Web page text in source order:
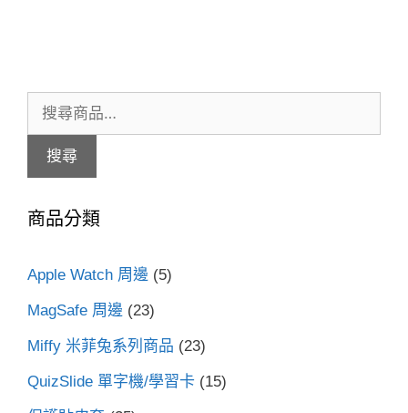
尋
字:
搜尋
商品分類
Apple Watch 周邊 (5)
MagSafe 周邊 (23)
Miffy 米菲兔系列商品 (23)
QuizSlide 單字機/學習卡 (15)